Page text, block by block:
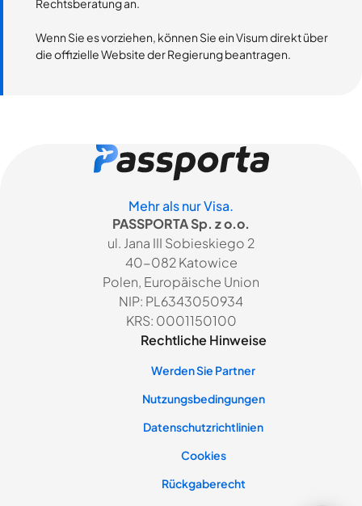
Rechtsberatung an.
Wenn Sie es vorziehen, können Sie ein Visum direkt über
die offizielle Website der Regierung beantragen.
Mehr als nur Visa.
PASSPORTA Sp. z o.o.
ul. Jana III Sobieskiego 2
40-082 Katowice
Polen, Europäische Union
NIP: PL6343050934
KRS: 0001150100
Rechtliche Hinweise
Werden Sie Partner
Nutzungsbedingungen
Datenschutzrichtlinien
Cookies
Rückgaberecht